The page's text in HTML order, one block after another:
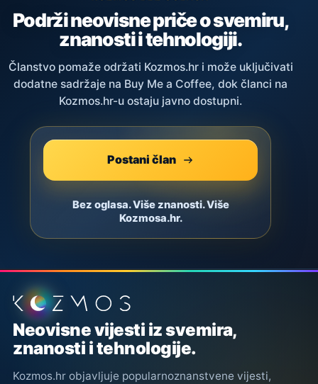
Podrži neovisne priče o svemiru,
znanosti i tehnologiji.
Članstvo pomaže održati Kozmos.hr i može uključivati
dodatne sadržaje na Buy Me a Coffee, dok članci na
Kozmos.hr-u ostaju javno dostupni.
Postani član
Bez oglasa. Više znanosti. Više
Kozmosa.hr.
Podnožje stranice
Neovisne vijesti iz svemira,
znanosti i tehnologije.
Kozmos.hr objavljuje popularnoznanstvene vijesti,